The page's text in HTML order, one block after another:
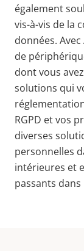
également
vis-à-vis de la
données.
de
dont vous
solutions qui
RGPD et vos
diverses
personnelles
intérieures et
passants